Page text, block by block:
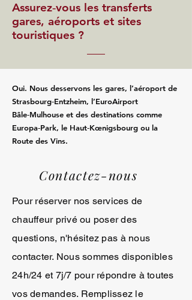
Assurez‑vous les transferts
gares, aéroports et sites
touristiques ?
Oui. Nous desservons les gares, l’aéroport de
Strasbourg‑Entzheim, l’EuroAirport
Bâle‑Mulhouse et des destinations comme
Europa‑Park, le Haut‑Kœnigsbourg ou la
Route des Vins.
Contactez-nous
Pour réserver nos services de
chauffeur privé ou poser des
questions, n'hésitez pas à nous
contacter. Nous sommes disponibles
24h/24 et 7j/7 pour répondre à toutes
vos demandes. Remplissez le